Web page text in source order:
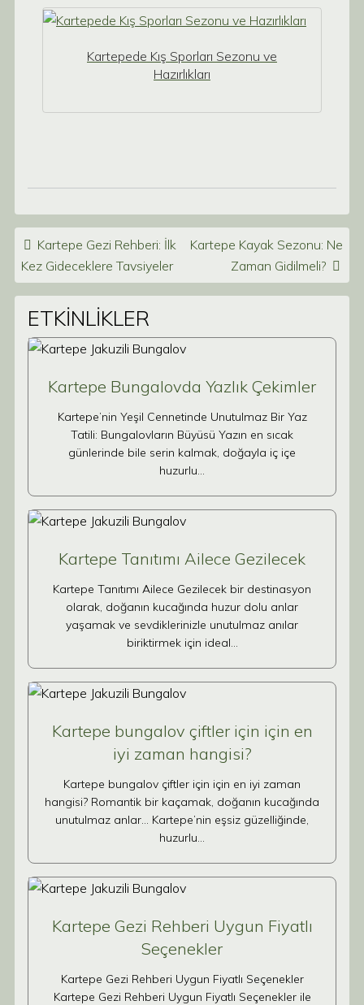
Kartepede Kış Sporları Sezonu ve
Hazırlıkları
Post navigation
Kartepe Gezi Rehberi: İlk
Kez Gideceklere Tavsiyeler
Kartepe Kayak Sezonu: Ne
Zaman Gidilmeli?
ETKİNLİKLER
Kartepe Bungalovda Yazlık Çekimler
Kartepe’nin Yeşil Cennetinde Unutulmaz Bir Yaz
Tatili: Bungalovların Büyüsü Yazın en sıcak
günlerinde bile serin kalmak, doğayla iç içe
huzurlu…
Kartepe Tanıtımı Ailece Gezilecek
Kartepe Tanıtımı Ailece Gezilecek bir destinasyon
olarak, doğanın kucağında huzur dolu anlar
yaşamak ve sevdiklerinizle unutulmaz anılar
biriktirmek için ideal…
Kartepe bungalov çiftler için için en
iyi zaman hangisi?
Kartepe bungalov çiftler için için en iyi zaman
hangisi? Romantik bir kaçamak, doğanın kucağında
unutulmaz anlar… Kartepe’nin eşsiz güzelliğinde,
huzurlu…
Kartepe Gezi Rehberi Uygun Fiyatlı
Seçenekler
Kartepe Gezi Rehberi Uygun Fiyatlı Seçenekler
Kartepe Gezi Rehberi Uygun Fiyatlı Seçenekler ile